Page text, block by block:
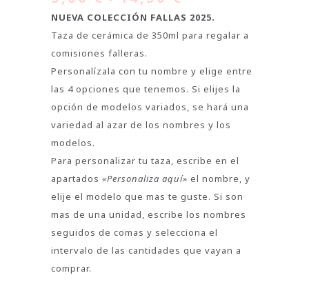
NUEVA COLECCIÓN FALLAS 2025.
Taza de cerámica de 350ml para regalar a
comisiones falleras.
Personalízala con tu nombre y elige entre
las 4 opciones que tenemos. Si elijes la
opción de modelos variados, se hará una
variedad al azar de los nombres y los
modelos.
Para personalizar tu taza, escribe en el
apartados «Personaliza aquí» el nombre, y
elije el modelo que mas te guste. Si son
mas de una unidad, escribe los nombres
seguidos de comas y selecciona el
intervalo de las cantidades que vayan a
comprar.